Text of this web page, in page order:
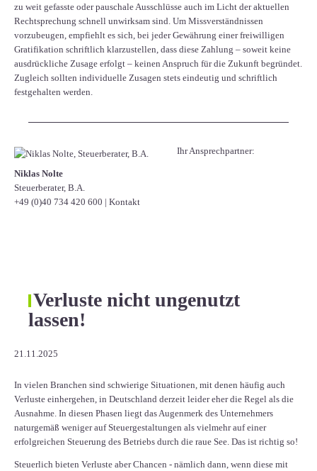
zu weit gefasste oder pauschale Ausschlüsse auch im Licht der aktuellen
Rechtsprechung schnell unwirksam sind. Um Missverständnissen
vorzubeugen, empfiehlt es sich, bei jeder Gewährung einer freiwilligen
Gratifikation schriftlich klarzustellen, dass diese Zahlung – soweit keine
ausdrückliche Zusage erfolgt – keinen Anspruch für die Zukunft begründet.
Zugleich sollten individuelle Zusagen stets eindeutig und schriftlich
festgehalten werden.
Ihr Ansprechpartner:
Niklas Nolte
Steuerberater, B.A.
+49 (0)40 734 420 600 | Kontakt
Verluste nicht ungenutzt
lassen!
21.11.2025
In vielen Branchen sind schwierige Situationen, mit denen häufig auch
Verluste einhergehen, in Deutschland derzeit leider eher die Regel als die
Ausnahme. In diesen Phasen liegt das Augenmerk des Unternehmers
naturgemäß weniger auf Steuergestaltungen als vielmehr auf einer
erfolgreichen Steuerung des Betriebs durch die raue See. Das ist richtig so!
Steuerlich bieten Verluste aber Chancen - nämlich dann, wenn diese mit